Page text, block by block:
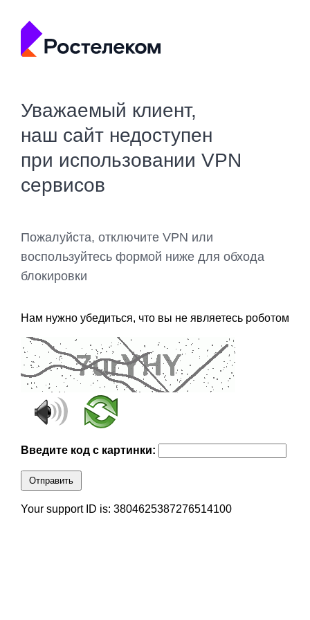
Уважаемый клиент,
наш сайт недоступен
при использовании VPN
сервисов
Пожалуйста, отключите VPN или
воспользуйтесь формой ниже для обхода
блокировки
Нам нужно убедиться, что вы не являетесь роботом
Введите код с картинки:
Отправить
Your support ID is: 3804625387276514100